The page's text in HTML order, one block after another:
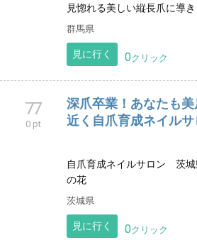
見惚れる美しい縦長爪に導
群馬県
見に行く 0クリック
77
0 pt
深爪卒業！あなたも
近く自爪育成ネイル
自爪育成ネイルサロン 茨
の花
茨城県
見に行く 0クリック